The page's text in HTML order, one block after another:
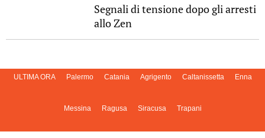
Segnali di tensione dopo gli arresti
allo Zen
ULTIMA ORA Palermo Catania Agrigento Caltanissetta Enna
Messina Ragusa Siracusa Trapani